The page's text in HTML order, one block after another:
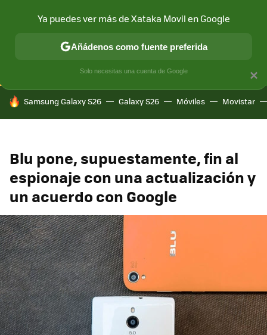
CONECTIVIDAD MÓVIL Y SOCIEDAD APLICACIONES
HOY SE HABLA DE
Samsung Galaxy S26 Galaxy S26 Móviles Movistar
Blu pone, supuestamente, fin al
espionaje con una actualización y
un acuerdo con Google
×
Ya puedes ver más de Xataka Movil en Google
Añádenos como fuente preferida
Solo necesitas una cuenta de Google